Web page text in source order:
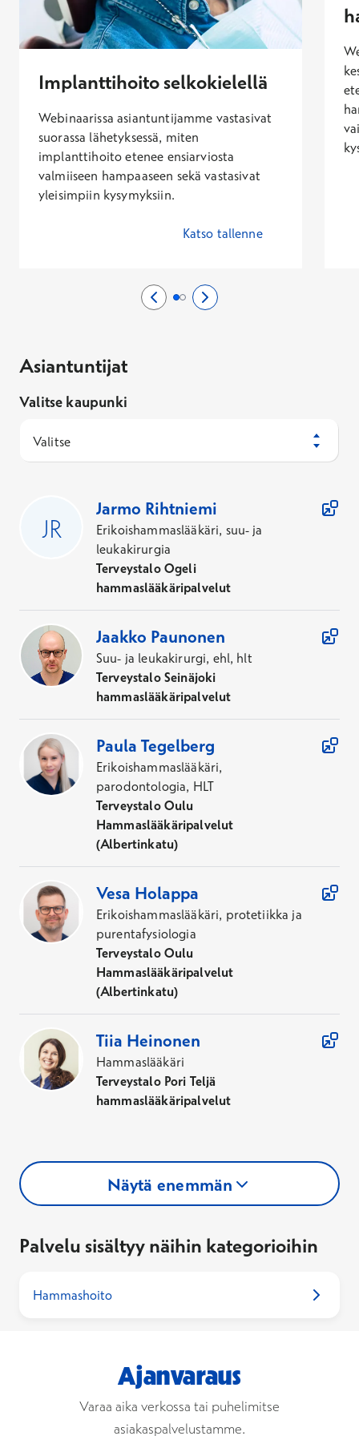
Implanttihoito selkokielellä
Webinaarissa asiantuntijamme vastasivat
suorassa lähetyksessä, miten
implanttihoito etenee ensiarviosta
valmiiseen hampaaseen sekä vastasivat
yleisimpiin kysymyksiin.
Katso tallenne
Edellinen sivu
0/2 Sivu 1/2
Sivu 2/2Seuraava sivu
2/2
Asiantuntijat
Valitse kaupunki
Valitse
Jarmo Rihtniemi
Erikoishammaslääkäri, suu- ja
leukakirurgia
Terveystalo Ogeli
hammaslääkäripalvelut
Jaakko Paunonen
Suu- ja leukakirurgi, ehl, hlt
Terveystalo Seinäjoki
hammaslääkäripalvelut
Paula Tegelberg
Erikoishammaslääkäri,
parodontologia, HLT
Terveystalo Oulu
Hammaslääkäripalvelut
(Albertinkatu)
Vesa Holappa
Erikoishammaslääkäri, protetiikka ja
purentafysiologia
Terveystalo Oulu
Hammaslääkäripalvelut
(Albertinkatu)
Tiia Heinonen
Hammaslääkäri
Terveystalo Pori Teljä
hammaslääkäripalvelut
Näytä enemmän
Palvelu sisältyy näihin kategorioihin
Hammashoito
Ajanvaraus
Varaa aika verkossa tai puhelimitse
asiakaspalvelustamme.